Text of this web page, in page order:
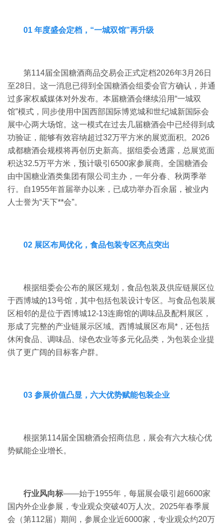
01 年度盛会定档，“一城双馆”再升级
第114届全国糖酒商品交易会正式定档2026年3月26日
至28日。这一消息已得到全国糖酒会组委会官方确认，并通
过多家权威媒体对外发布。 本届糖酒会继续沿用“一城双
馆”模式，同步使用中国西部国际博览城和世纪城新国际会
展中心两大场馆。 这一模式在过去几届糖酒会中已经得到成
功验证，能够有效容纳超过32万平方米的展览面积。 2026
成都糖酒会规模将再创历史新高。据组委会透露，总展览面
积达32.5万平方米，预计吸引 6500家参展商。 全国糖酒会
由中国糖业酒类集团有限公司主办，一年分春、秋两季举
行。自1955年首届举办以来，已成功举办百余届，被业内
人士誉为“天下**会”。
02 展区布局优化，食品包装专区亮点突出
根据组委会公布的展区规划，食品包装及供应链展区位
于西博城的13号馆，其中包括包装设计专区。 与食品包装展
区相邻的是位于西博城12-13连廊馆的调味品及配料展区，
形成了完整的产业链展示区域。 西博城展区布局*，还包括
休闲食品、调味品、绿色农业等多元化品类，为包装企业提
供了更广阔的目标客户群。
03 参展价值凸显，六大优势赋能包装企业
根据第114届全国糖酒会招商信息，展会有六大核心优
势赋能企业增长。
行业风向标——始于1955年，每届展会吸引超6600家
国内外企业参展，专业观众突破40万人次。2025年春季展
会（第112届）期间，参展企业近6000家，专业观众约20万